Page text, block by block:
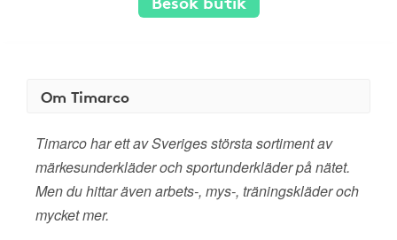
Om Timarco
Timarco har ett av Sveriges största sortiment av
märkesunderkläder och sportunderkläder på nätet.
Men du hittar även arbets-, mys-, träningskläder och
mycket mer.